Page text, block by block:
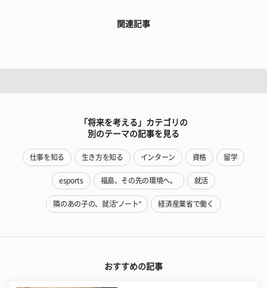
関連記事
「将来を考える」カテゴリの
別のテーマの記事を見る
仕事を知る 生き方を知る インターン 資格 留学
esports 福島、その先の環境へ。 就活
隣のあの子の、就活"ノート" 経済産業省で働く
おすすめの記事